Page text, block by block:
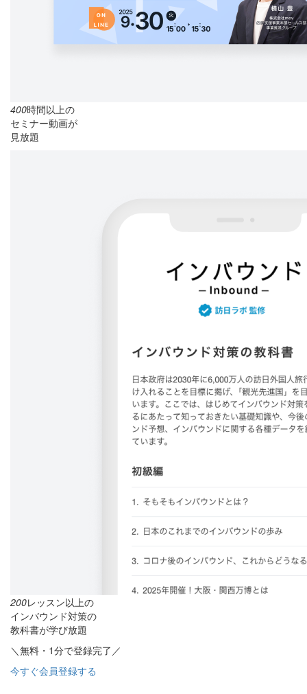
400時間以上の
セミナー動画が
見放題
200レッスン以上の
インバウンド対策の
教科書が学び放題
＼無料・1分で登録完了／
今すぐ会員登録する